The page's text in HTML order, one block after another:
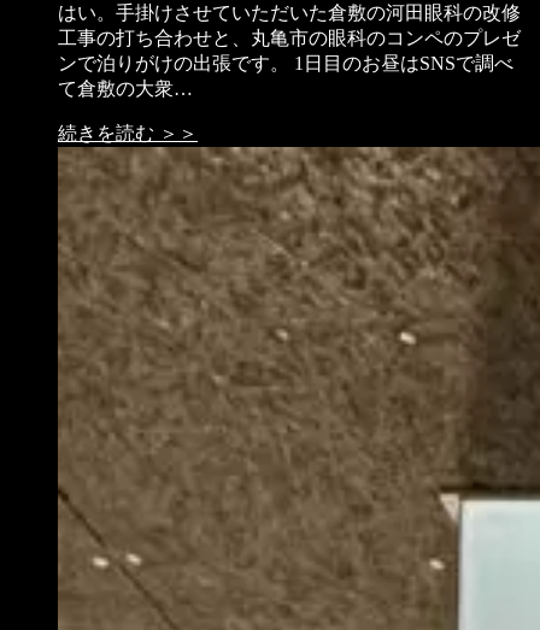
はい。手掛けさせていただいた倉敷の河田眼科の改修
工事の打ち合わせと、丸亀市の眼科のコンペのプレゼ
ンで泊りがけの出張です。 1日目のお昼はSNSで調べ
て倉敷の大衆…
続きを読む ＞＞